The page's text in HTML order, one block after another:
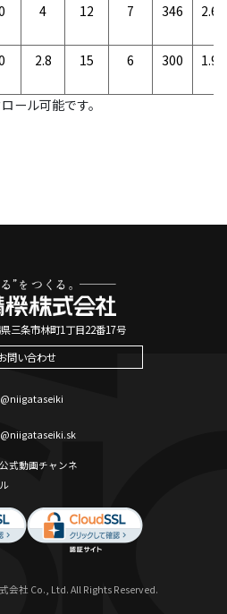
4 12 7 346 2.6g
2.8 15 6 300 1.9g
ール可能です。
三条市林町1丁目22番17号
問い合わせ
@niigataseiki
@niigataseiki.sk
公式動画チャンネ
ル
社 Co., Ltd. All Rights Reserved.